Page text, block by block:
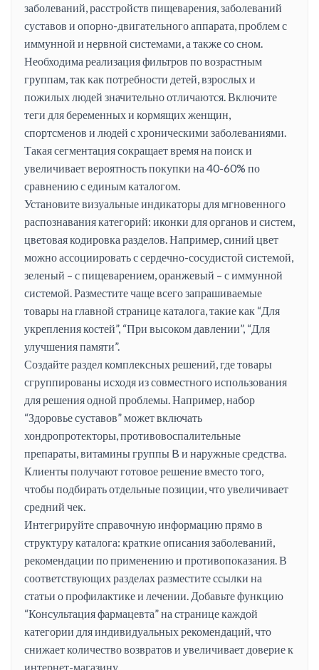
заболеваний, расстройств пищеварения, заболеваний
суставов и опорно-двигательного аппарата, проблем с
иммунной и нервной системами, а также со сном.
Необходима реализация фильтров по возрастным
группам, так как потребности детей, взрослых и
пожилых людей значительно отличаются. Включите
теги для беременных и кормящих женщин,
спортсменов и людей с хроническими заболеваниями.
Такая сегментация сокращает время на поиск и
увеличивает вероятность покупки на 40-60% по
сравнению с единым каталогом.
Установите визуальные индикаторы для мгновенного
распознавания категорий: иконки для органов и систем,
цветовая кодировка разделов. Например, синий цвет
можно ассоциировать с сердечно-сосудистой системой,
зеленый – с пищеварением, оранжевый – с иммунной
системой. Разместите чаще всего запрашиваемые
товары на главной странице каталога, такие как “Для
укрепления костей”, “При высоком давлении”, “Для
улучшения памяти”.
Создайте раздел комплексных решений, где товары
сгруппированы исходя из совместного использования
для решения одной проблемы. Например, набор
“Здоровье суставов” может включать
хондропротекторы, противовоспалительные
препараты, витамины группы B и наружные средства.
Клиенты получают готовое решение вместо того,
чтобы подбирать отдельные позиции, что увеличивает
средний чек.
Интегрируйте справочную информацию прямо в
структуру каталога: краткие описания заболеваний,
рекомендации по применению и противопоказания. В
соответствующих разделах разместите ссылки на
статьи о профилактике и лечении. Добавьте функцию
“Консультация фармацевта” на странице каждой
категории для индивидуальных рекомендаций, что
снижает количество возвратов и увеличивает доверие к
интернет-магазину.